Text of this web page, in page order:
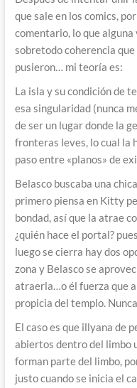
que sale en los comics,
comentario, lo que
sobretodo coherencia
pusieron… mi teoría es:
La isla y su condición de
esa singularidad (nunca
de ser un lugar donde la
fronteras leves, lo cual la
paso entre «planos» de
Belasco buscaba una
primero piensa en Kitty
bondad, así que la atrae
¿quién hace el portal?
luego se cierra hay dos
zona y Belasco se
atraerla…o él fuerza que
propicia del templo.
El caso es que illyana de
abiertos dentro del limbo
forman parte del limbo,
justo cuando se inicia el